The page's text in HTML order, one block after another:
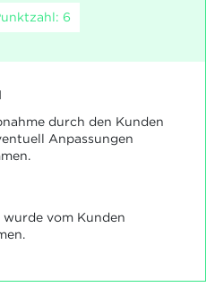
6
durch den Kunden
Anpassungen
wurde vom Kunden